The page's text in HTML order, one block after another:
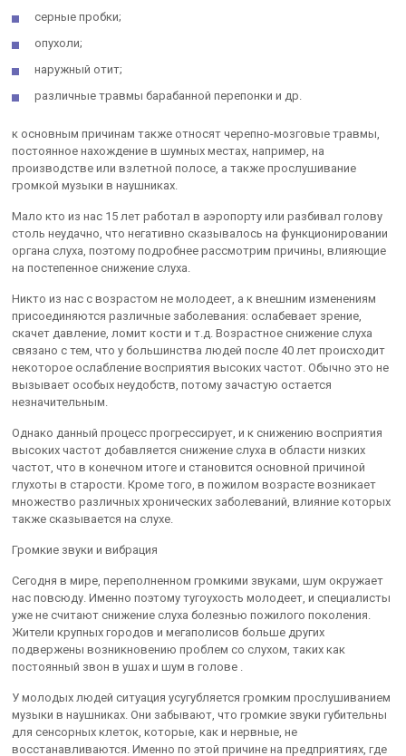
серные пробки;
опухоли;
наружный отит;
различные травмы барабанной перепонки и др.
к основным причинам также относят черепно-мозговые травмы,
постоянное нахождение в шумных местах, например, на
производстве или взлетной полосе, а также прослушивание
громкой музыки в наушниках.
Мало кто из нас 15 лет работал в аэропорту или разбивал голову
столь неудачно, что негативно сказывалось на функционировании
органа слуха, поэтому подробнее рассмотрим причины, влияющие
на постепенное снижение слуха.
Никто из нас с возрастом не молодеет, а к внешним изменениям
присоединяются различные заболевания: ослабевает зрение,
скачет давление, ломит кости и т.д. Возрастное снижение слуха
связано с тем, что у большинства людей после 40 лет происходит
некоторое ослабление восприятия высоких частот. Обычно это не
вызывает особых неудобств, потому зачастую остается
незначительным.
Однако данный процесс прогрессирует, и к снижению восприятия
высоких частот добавляется снижение слуха в области низких
частот, что в конечном итоге и становится основной причиной
глухоты в старости. Кроме того, в пожилом возрасте возникает
множество различных хронических заболеваний, влияние которых
также сказывается на слухе.
Громкие звуки и вибрация
Сегодня в мире, переполненном громкими звуками, шум окружает
нас повсюду. Именно поэтому тугоухость молодеет, и специалисты
уже не считают снижение слуха болезнью пожилого поколения.
Жители крупных городов и мегаполисов больше других
подвержены возникновению проблем со слухом, таких как
постоянный звон в ушах и шум в голове .
У молодых людей ситуация усугубляется громким прослушиванием
музыки в наушниках. Они забывают, что громкие звуки губительны
для сенсорных клеток, которые, как и нервные, не
восстанавливаются. Именно по этой причине на предприятиях, где